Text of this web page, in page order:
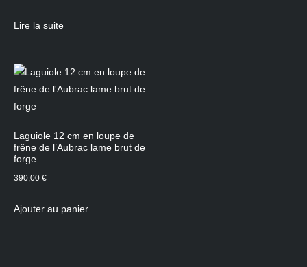
Lire la suite
Laguiole 12 cm en loupe de
frêne de l’Aubrac lame brut de
forge
390,00 €
Ajouter au panier